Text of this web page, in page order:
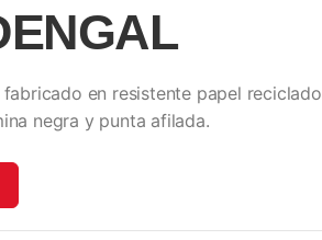
en resistente papel reciclado
negra y punta afilada.